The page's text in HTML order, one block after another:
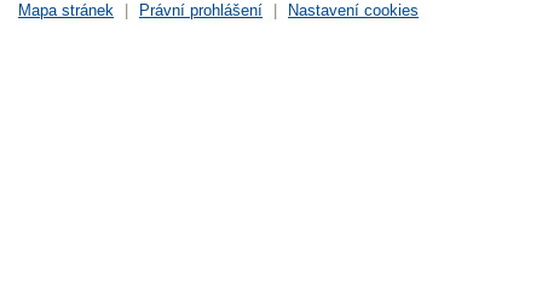
Mapa stránek Právní prohlášení Nastavení cookies